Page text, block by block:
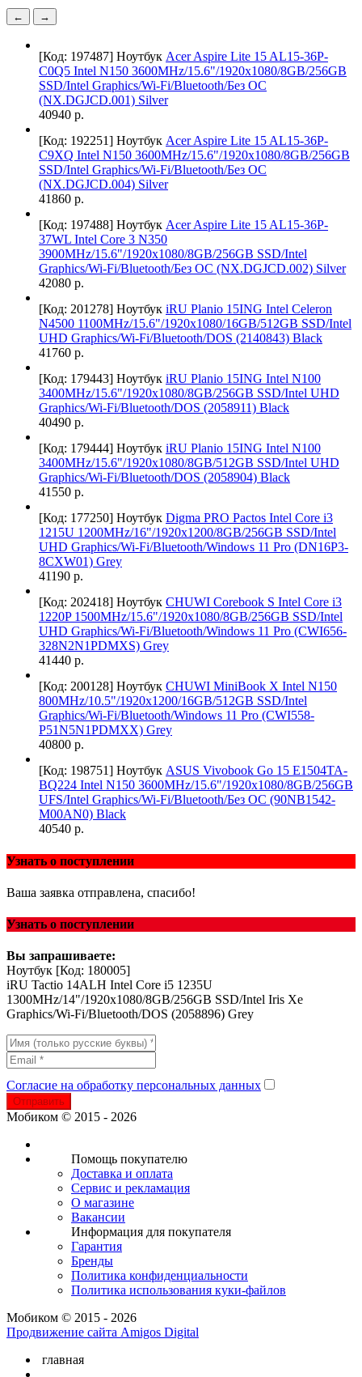
← →
[Код: 197487] Ноутбук Acer Aspire Lite 15 AL15-36P-
C0Q5 Intel N150 3600MHz/15.6"/1920x1080/8GB/256GB
SSD/Intel Graphics/Wi-Fi/Bluetooth/Без ОС
(NX.DGJCD.001) Silver
40940 р.
[Код: 192251] Ноутбук Acer Aspire Lite 15 AL15-36P-
C9XQ Intel N150 3600MHz/15.6"/1920x1080/8GB/256GB
SSD/Intel Graphics/Wi-Fi/Bluetooth/Без ОС
(NX.DGJCD.004) Silver
41860 р.
[Код: 197488] Ноутбук Acer Aspire Lite 15 AL15-36P-
37WL Intel Core 3 N350
3900MHz/15.6"/1920x1080/8GB/256GB SSD/Intel
Graphics/Wi-Fi/Bluetooth/Без ОС (NX.DGJCD.002) Silver
42080 р.
[Код: 201278] Ноутбук iRU Planio 15ING Intel Celeron
N4500 1100MHz/15.6"/1920x1080/16GB/512GB SSD/Intel
UHD Graphics/Wi-Fi/Bluetooth/DOS (2140843) Black
41760 р.
[Код: 179443] Ноутбук iRU Planio 15ING Intel N100
3400MHz/15.6"/1920x1080/8GB/256GB SSD/Intel UHD
Graphics/Wi-Fi/Bluetooth/DOS (2058911) Black
40490 р.
[Код: 179444] Ноутбук iRU Planio 15ING Intel N100
3400MHz/15.6"/1920x1080/8GB/512GB SSD/Intel UHD
Graphics/Wi-Fi/Bluetooth/DOS (2058904) Black
41550 р.
[Код: 177250] Ноутбук Digma PRO Pactos Intel Core i3
1215U 1200MHz/16"/1920x1200/8GB/256GB SSD/Intel
UHD Graphics/Wi-Fi/Bluetooth/Windows 11 Pro (DN16P3-
8CXW01) Grey
41190 р.
[Код: 202418] Ноутбук CHUWI Corebook S Intel Core i3
1220P 1500MHz/15.6"/1920x1080/8GB/256GB SSD/Intel
UHD Graphics/Wi-Fi/Bluetooth/Windows 11 Pro (CWI656-
328N2N1PDMXS) Grey
41440 р.
[Код: 200128] Ноутбук CHUWI MiniBook X Intel N150
800MHz/10.5"/1920x1200/16GB/512GB SSD/Intel
Graphics/Wi-Fi/Bluetooth/Windows 11 Pro (CWI558-
P51N5N1PDMXX) Grey
40800 р.
[Код: 198751] Ноутбук ASUS Vivobook Go 15 E1504TA-
BQ224 Intel N150 3600MHz/15.6"/1920x1080/8GB/256GB
UFS/Intel Graphics/Wi-Fi/Bluetooth/Без ОС (90NB1542-
M00AN0) Black
40540 р.
Узнать о поступлении
Ваша заявка отправлена, спасибо!
Узнать о поступлении
Вы запрашиваете:
Ноутбук [Код: 180005]
iRU Tactio 14ALH Intel Core i5 1235U
1300MHz/14"/1920x1080/8GB/256GB SSD/Intel Iris Xe
Graphics/Wi-Fi/Bluetooth/DOS (2058896) Grey
Согласие на обработку персональных данных
Отправить
Мобиком © 2015 - 2026
Помощь покупателю
Доставка и оплата
Сервис и рекламация
О магазине
Вакансии
Информация для покупателя
Гарантия
Бренды
Политика конфиденциальности
Политика использования куки-файлов
Мобиком © 2015 - 2026
Продвижение сайта Amigos Digital
главная